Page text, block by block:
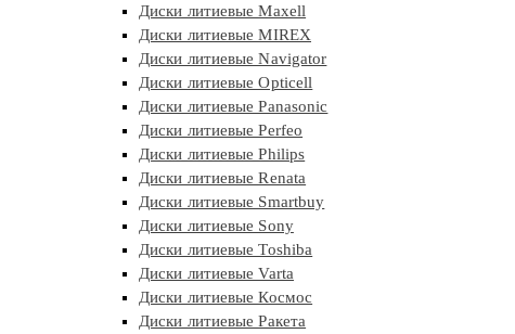
Диски литиевые Maxell
Диски литиевые MIREX
Диски литиевые Navigator
Диски литиевые Opticell
Диски литиевые Panasonic
Диски литиевые Perfeo
Диски литиевые Philips
Диски литиевые Renata
Диски литиевые Smartbuy
Диски литиевые Sony
Диски литиевые Toshiba
Диски литиевые Varta
Диски литиевые Космос
Диски литиевые Ракета